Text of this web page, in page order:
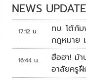
NEWS UPDATE
17:12 น.
ทบ. โต้กั
กฎหมาย
16:44 น.
ฮือฮา! ม้
อาลัยครู